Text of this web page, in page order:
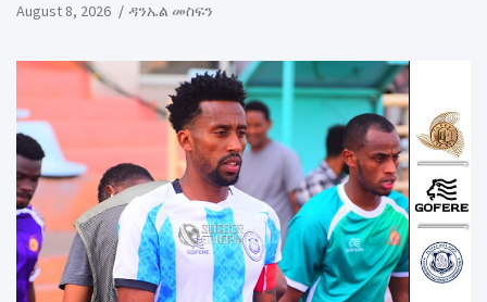
August 8, 2026 ዳንኤል መስፍን